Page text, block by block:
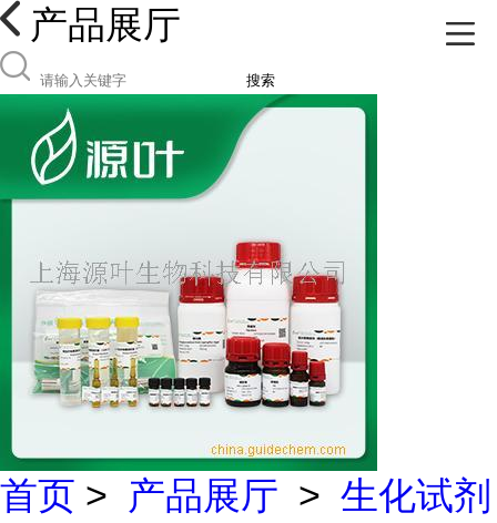
产品展厅
搜索
首页 > 产品展厅 > 生化试剂